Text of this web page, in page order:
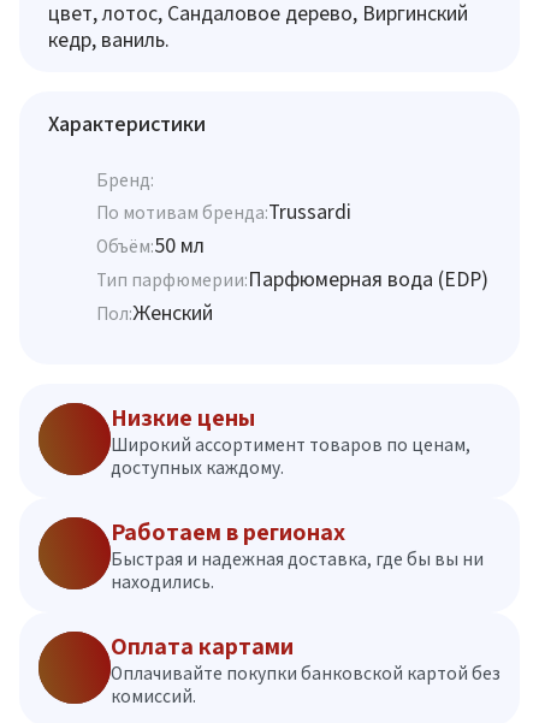
цвет, лотос, Сандаловое дерево, Виргинский
кедр, ваниль.
Характеристики
Бренд:
По мотивам бренда:Trussardi
Объём:50 мл
Тип парфюмерии:Парфюмерная вода (EDP)
Пол:Женский
Низкие цены
Широкий ассортимент товаров по ценам,
доступных каждому.
Работаем в регионах
Быстрая и надежная доставка, где бы вы ни
находились.
Оплата картами
Оплачивайте покупки банковской картой без
комиссий.